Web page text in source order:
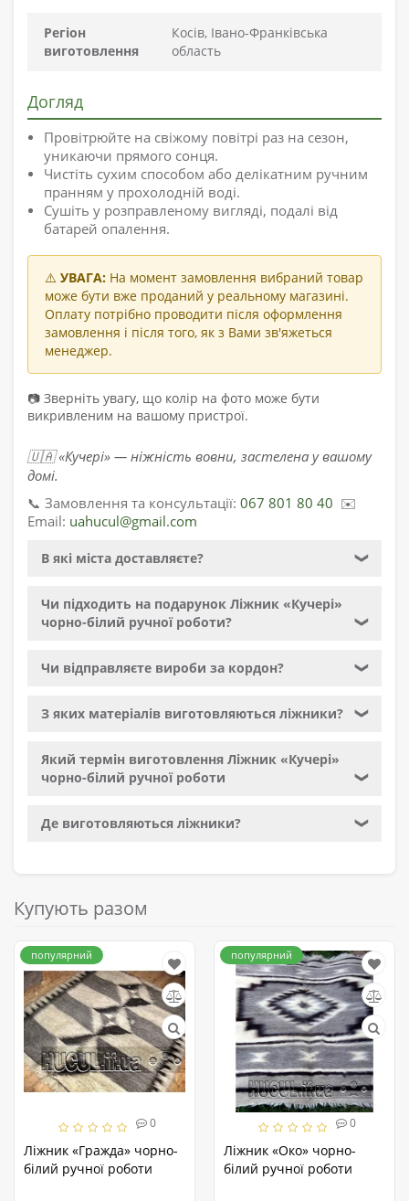
Регіон
виготовлення
Косів, Івано-Франківська
область
Догляд
Провітрюйте на свіжому повітрі раз на сезон,
уникаючи прямого сонця.
Чистіть сухим способом або делікатним ручним
пранням у прохолодній воді.
Сушіть у розправленому вигляді, подалі від
батарей опалення.
⚠️ УВАГА: На момент замовлення вибраний товар
може бути вже проданий у реальному магазині.
Оплату потрібно проводити після оформлення
замовлення і після того, як з Вами зв'яжеться
менеджер.
📷 Зверніть увагу, що колір на фото може бути
викривленим на вашому пристрої.
🇺🇦 «Кучері» — ніжність вовни, застелена у вашому
домі.
📞 Замовлення та консультації: 067 801 80 40 ✉️
Email: uahucul@gmail.com
В які міста доставляєте? ❯
Чи підходить на подарунок Ліжник «Кучері»
чорно-білий ручної роботи?
❯
Чи відправляєте вироби за кордон? ❯
З яких матеріалів виготовляються ліжники? ❯
Який термін виготовлення Ліжник «Кучері»
чорно-білий ручної роботи
❯
Де виготовляються ліжники? ❯
Купують разом
популярний
0
Ліжник «Гражда» чорно-
білий ручної роботи
популярний
0
Ліжник «Око» чорно-
білий ручної роботи